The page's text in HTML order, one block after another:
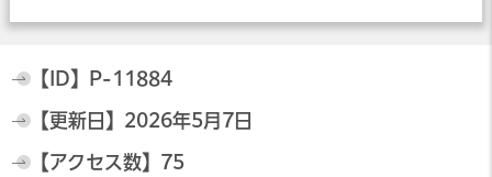
【ID】 P-11884
【更新日】 2026年5月7日
【アクセス数】 75